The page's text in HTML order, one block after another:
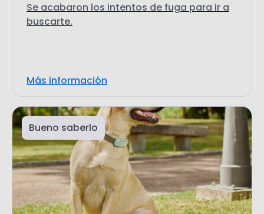
Se acabaron los intentos de fuga para ir a
buscarte.
Más información
Bueno saberlo